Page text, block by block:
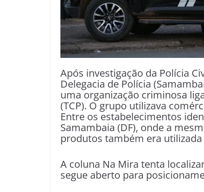
Após investigação da Polícia
Delegacia de Polícia
uma organização criminosa
(TCP). O grupo utilizava
Entre os estabelecimentos
Samambaia (DF), onde a
produtos também era
A coluna Na Mira tenta
segue aberto para